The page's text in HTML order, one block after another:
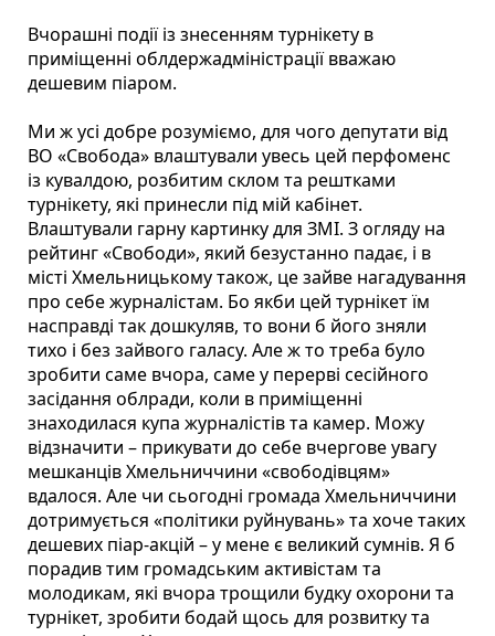
Вчорашні події із знесенням турнікету в
приміщенні облдержадміністрації вважаю
дешевим піаром.
Ми ж усі добре розуміємо, для чого депутати від
ВО «Свобода» влаштували увесь цей перфоменс
із кувалдою, розбитим склом та рештками
турнікету, які принесли під мій кабінет.
Влаштували гарну картинку для ЗМІ. З огляду на
рейтинг «Свободи», який безустанно падає, і в
місті Хмельницькому також, це зайве нагадування
про себе журналістам. Бо якби цей турнікет їм
насправді так дошкуляв, то вони б його зняли
тихо і без зайвого галасу. Але ж то треба було
зробити саме вчора, саме у перерві сесійного
засідання облради, коли в приміщенні
знаходилася купа журналістів та камер. Можу
відзначити – прикувати до себе вчергове увагу
мешканців Хмельниччини «свободівцям»
вдалося. Але чи сьогодні громада Хмельниччини
дотримується «політики руйнувань» та хоче таких
дешевих піар-акцій – у мене є великий сумнів. Я б
порадив тим громадським активістам та
молодикам, які вчора трощили будку охорони та
турнікет, зробити бодай щось для розвитку та